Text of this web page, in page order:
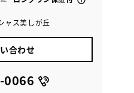
ャス美しが丘
合わせ
0066